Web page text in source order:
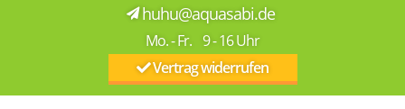
huhu@aquasabi.de
Mo. - Fr. 9 - 16 Uhr
Vertrag widerrufen